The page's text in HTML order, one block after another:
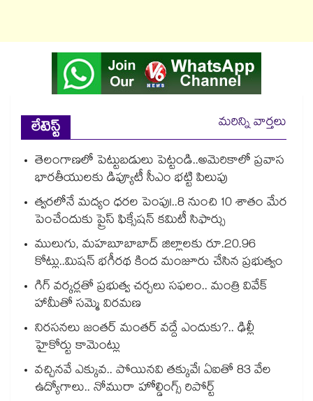
లేటెస్ట్
మరిన్ని వార్తలు
తెలంగాణలో పెట్టుబడులు పెట్టండి..అమెరికాలో ప్రవాస
భారతీయులకు డిప్యూటీ సీఎం భట్టి పిలుపు
త్వరలోనే మద్యం ధ‌‌ర‌‌ల పెంపు!..8 నుంచి 10 శాతం మేర
పెంచేందుకు ప్రైస్ ఫిక్సేష‌‌న్ క‌‌మిటీ సిఫార్సు
ములుగు, మహబూబాబాద్ జిల్లాలకు రూ.20.96
కోట్లు..మిషన్ భగీరథ కింద మంజూరు చేసిన ప్రభుత్వం
గిగ్‌‌‌‌‌‌‌‌‌‌‌‌‌‌‌‌ వర్కర్లతో ప్రభుత్వ చర్చలు సఫలం.. మంత్రి వివేక్
హామీతో సమ్మె విరమణ
నిరసనలు జంతర్ మంతర్ వద్దే ఎందుకు?.. ఢిల్లీ
హైకోర్టు కామెంట్లు
వచ్చినవే ఎక్కువ.. పోయినవి తక్కువే! ఏఐతో 83 వేల
ఉద్యోగాలు.. నోమురా హోల్డింగ్స్ రిపోర్ట్